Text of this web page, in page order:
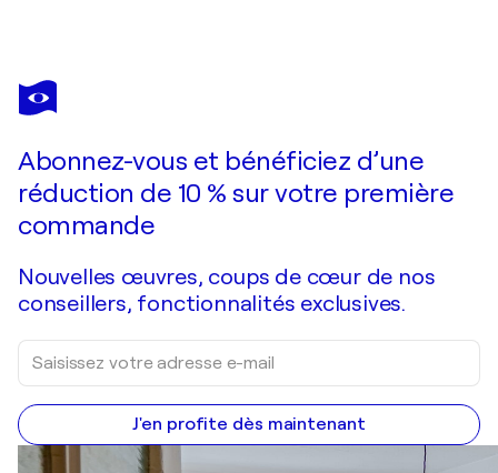
MARIA
MORETTI
Je passe commande
Abonnez-vous et bénéficiez d’une
réduction de 10 % sur votre première
commande
Nouvelles œuvres, coups de cœur de nos
conseillers, fonctionnalités exclusives.
J'en profite dès maintenant